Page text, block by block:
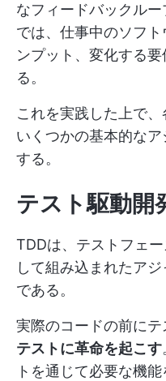
なフィードバックル
では、仕事中のソフ
ンプット、変化する
る。
これを実践した上で
いくつかの基本的な
する。
テスト駆動開
TDDは、テストフェ
して組み込まれたア
である。
実際のコードの前にテ
テストに革命を起こす
トを通じて必要な機